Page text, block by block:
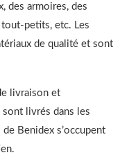
des armoires, des
tout-petits, etc. Les
de qualité et sont
livraison et
livrés dans les
Benidex s’occupent